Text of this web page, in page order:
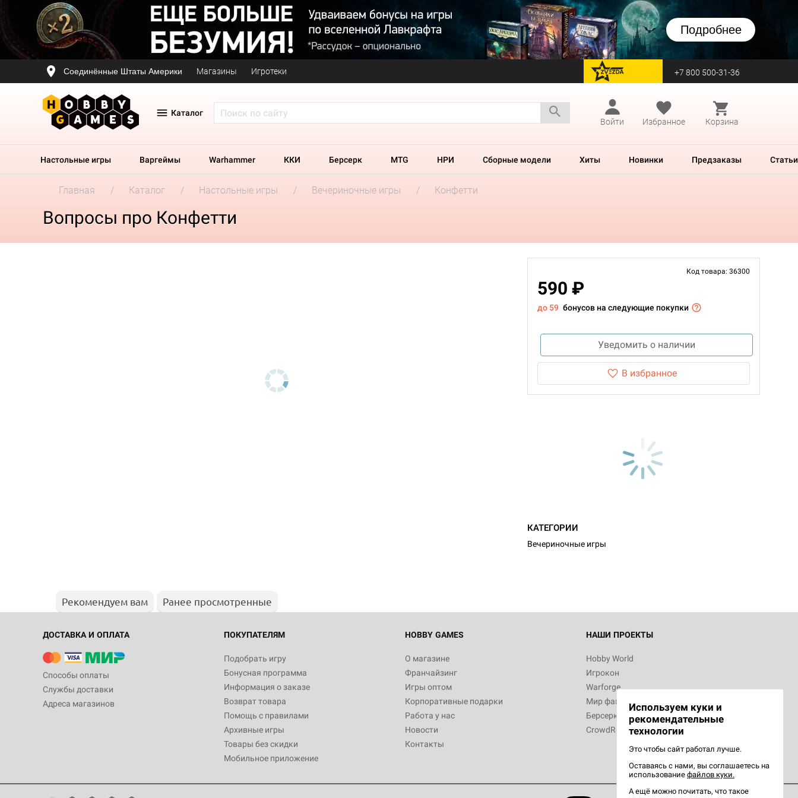
Подробнее
Соединённые Штаты Америки Магазины Игротеки перейти на Zvezda +7 800 500-31-36
Каталог
Войти
Избранное Корзина
Настольные игры Варгеймы Warhammer ККИ Берсерк MTG НРИ Сборные модели Хиты Новинки Предзаказы Статьи
Главная Каталог Настольные игры Вечериночные игры Конфетти
Вопросы про Конфетти
Код товара: 36300
590 ₽
до 59 бонусов на следующие покупки
Уведомить о наличии
В избранное
КАТЕГОРИИ
Вечериночные игры
Рекомендуем вам Ранее просмотренные
ДОСТАВКА И ОПЛАТА
Способы оплаты
Службы доставки
Адреса магазинов
ПОКУПАТЕЛЯМ
Подобрать игру
Бонусная программа
Информация о заказе
Возврат товара
Помощь с правилами
Архивные игры
Товары без скидки
Мобильное приложение
HOBBY GAMES
О магазине
Франчайзинг
Игры оптом
Корпоративные подарки
Работа у нас
Новости
Контакты
НАШИ ПРОЕКТЫ
Hobby World
Игрокон
Warforge
Мир фантастики
Берсерк
CrowdRepublic
Используем куки и
рекомендательные
технологии
Это чтобы сайт работал лучше.
Оставаясь с нами, вы соглашаетесь на
использование файлов куки.
А ещё можно почитать, что такое